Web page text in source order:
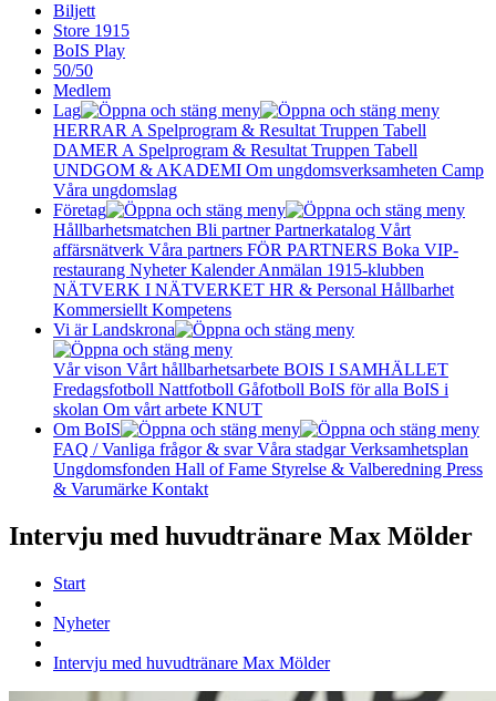
Biljett
Store 1915
BoIS Play
50/50
Medlem
Lag
HERRAR A Spelprogram & Resultat Truppen Tabell
DAMER A Spelprogram & Resultat Truppen Tabell
UNDGOM & AKADEMI Om ungdomsverksamheten Camp
Våra ungdomslag
Företag
Hållbarhetsmatchen Bli partnerPartnerkatalog Vårt
affärsnätverk Våra partners FÖR PARTNERS Boka VIP-
restaurang NyheterKalenderAnmälan 1915-klubben
NÄTVERK I NÄTVERKET HR & Personal Hållbarhet
Kommersiellt Kompetens
Vi är Landskrona
Vår vison Vårt hållbarhetsarbete BOIS I SAMHÄLLET
Fredagsfotboll Nattfotboll Gåfotboll BoIS för alla BoIS i
skolan Om vårt arbete KNUT
Om BoIS
FAQ / Vanliga frågor & svarVåra stadgarVerksamhetsplan
Ungdomsfonden Hall of Fame Styrelse & Valberedning Press
& Varumärke Kontakt
Intervju med huvudtränare Max Mölder
Start
Nyheter
Intervju med huvudtränare Max Mölder